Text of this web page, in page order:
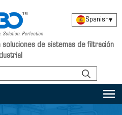
de sistemas de filtración
Spanish▾